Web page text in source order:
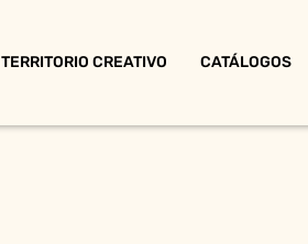
TERRITORIO CREATIVO CATÁLOGOS